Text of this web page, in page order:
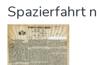
Statistics
About us
Spazierfahrt